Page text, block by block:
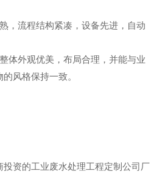
，流程结构紧凑，设备先进，自动
体外观优美，布局合理，并能与业
风格保持一致。
资的工业废水处理工程定制公司厂